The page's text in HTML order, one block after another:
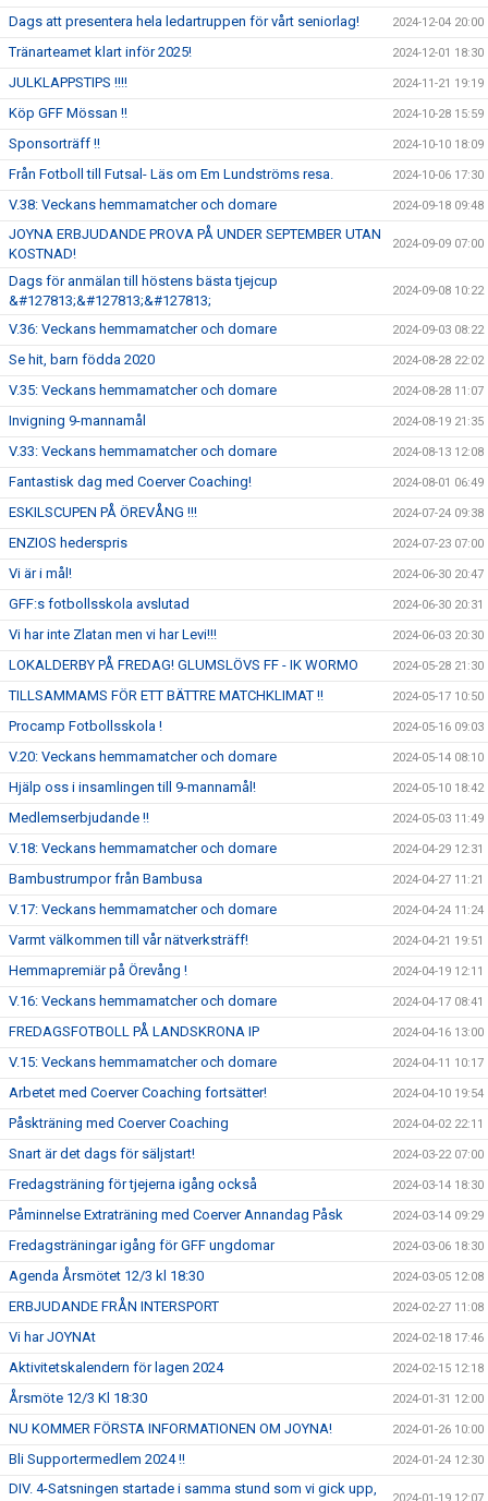
Dags att presentera hela ledartruppen för vårt seniorlag! 2024-12-04 20:00
Tränarteamet klart inför 2025! 2024-12-01 18:30
JULKLAPPSTIPS !!!! 2024-11-21 19:19
Köp GFF Mössan !! 2024-10-28 15:59
Sponsorträff !! 2024-10-10 18:09
Från Fotboll till Futsal- Läs om Em Lundströms resa. 2024-10-06 17:30
V.38: Veckans hemmamatcher och domare 2024-09-18 09:48
JOYNA ERBJUDANDE PROVA PÅ UNDER SEPTEMBER UTAN
KOSTNAD!
2024-09-09 07:00
Dags för anmälan till höstens bästa tjejcup
&#127813;&#127813;&#127813;
2024-09-08 10:22
V.36: Veckans hemmamatcher och domare 2024-09-03 08:22
Se hit, barn födda 2020 2024-08-28 22:02
V.35: Veckans hemmamatcher och domare 2024-08-28 11:07
Invigning 9-mannamål 2024-08-19 21:35
V.33: Veckans hemmamatcher och domare 2024-08-13 12:08
Fantastisk dag med Coerver Coaching! 2024-08-01 06:49
ESKILSCUPEN PÅ ÖREVÅNG !!! 2024-07-24 09:38
ENZIOS hederspris 2024-07-23 07:00
Vi är i mål! 2024-06-30 20:47
GFF:s fotbollsskola avslutad 2024-06-30 20:31
Vi har inte Zlatan men vi har Levi!!! 2024-06-03 20:30
LOKALDERBY PÅ FREDAG! GLUMSLÖVS FF - IK WORMO 2024-05-28 21:30
TILLSAMMAMS FÖR ETT BÄTTRE MATCHKLIMAT !! 2024-05-17 10:50
Procamp Fotbollsskola ! 2024-05-16 09:03
V.20: Veckans hemmamatcher och domare 2024-05-14 08:10
Hjälp oss i insamlingen till 9-mannamål! 2024-05-10 18:42
Medlemserbjudande !! 2024-05-03 11:49
V.18: Veckans hemmamatcher och domare 2024-04-29 12:31
Bambustrumpor från Bambusa 2024-04-27 11:21
V.17: Veckans hemmamatcher och domare 2024-04-24 11:24
Varmt välkommen till vår nätverksträff! 2024-04-21 19:51
Hemmapremiär på Örevång ! 2024-04-19 12:11
V.16: Veckans hemmamatcher och domare 2024-04-17 08:41
FREDAGSFOTBOLL PÅ LANDSKRONA IP 2024-04-16 13:00
V.15: Veckans hemmamatcher och domare 2024-04-11 10:17
Arbetet med Coerver Coaching fortsätter! 2024-04-10 19:54
Påskträning med Coerver Coaching 2024-04-02 22:11
Snart är det dags för säljstart! 2024-03-22 07:00
Fredagsträning för tjejerna igång också 2024-03-14 18:30
Påminnelse Extraträning med Coerver Annandag Påsk 2024-03-14 09:29
Fredagsträningar igång för GFF ungdomar 2024-03-06 18:30
Agenda Årsmötet 12/3 kl 18:30 2024-03-05 12:08
ERBJUDANDE FRÅN INTERSPORT 2024-02-27 11:08
Vi har JOYNAt 2024-02-18 17:46
Aktivitetskalendern för lagen 2024 2024-02-15 12:18
Årsmöte 12/3 Kl 18:30 2024-01-31 12:00
NU KOMMER FÖRSTA INFORMATIONEN OM JOYNA! 2024-01-26 10:00
Bli Supportermedlem 2024 !! 2024-01-24 12:30
DIV. 4-Satsningen startade i samma stund som vi gick upp,
2024-01-19 12:07